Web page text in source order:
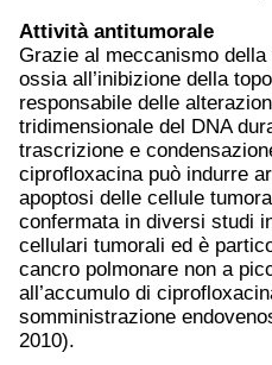
Attività antitumorale
Grazie al meccanismo
ossia all’inibizione della
responsabile delle
tridimensionale del DNA
trascrizione e
ciprofloxacina può indurre
apoptosi delle cellule
confermata in diversi studi
cellulari tumorali ed è
cancro polmonare non a
all’accumulo di
somministrazione
2010).